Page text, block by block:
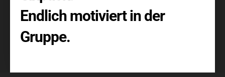
Endlich motiviert in der
Gruppe.